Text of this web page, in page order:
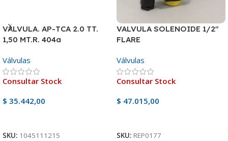
VALVULA. AP-TCA 2.0 TT.
1,50 MT.R. 404a
Válvulas
Consultar Stock
$ 35.442,00
SKU: 1045111215
VALVULA SOLENOIDE 1/2″
FLARE
Válvulas
Consultar Stock
$ 47.015,00
SKU: REP0177